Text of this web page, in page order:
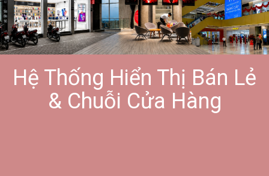
Hệ Thống Hiển Thị Bán Lẻ
& Chuỗi Cửa Hàng